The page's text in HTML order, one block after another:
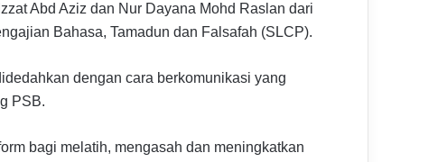
Abd Aziz dan Nur Dayana Mohd Raslan dari
Bahasa, Tamadun dan Falsafah (SLCP).
dengan cara berkomunikasi yang
PSB.
bagi melatih, mengasah dan meningkatkan